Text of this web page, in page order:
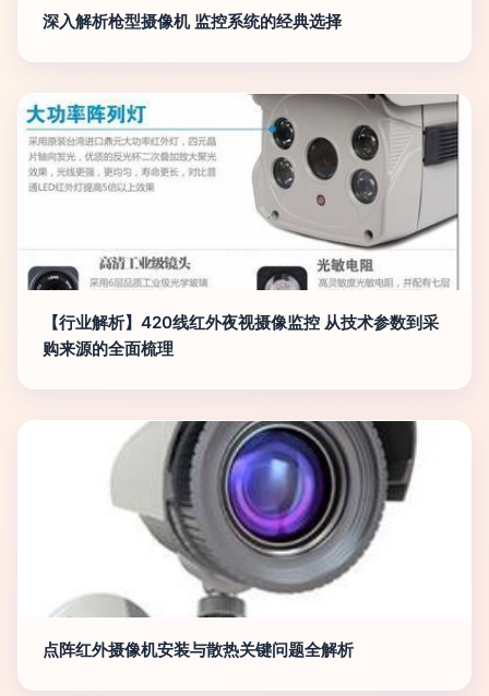
深入解析枪型摄像机 监控系统的经典选择
【行业解析】420线红外夜视摄像监控 从技术参数到采
购来源的全面梳理
点阵红外摄像机安装与散热关键问题全解析